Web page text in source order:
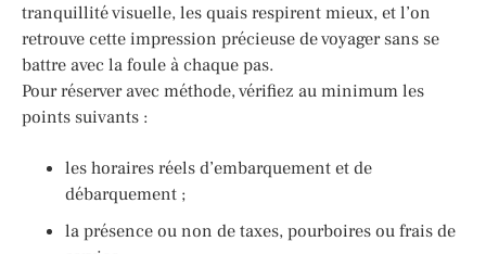
tranquillité visuelle, les quais respirent mieux, et l’on
retrouve cette impression précieuse de voyager sans se
battre avec la foule à chaque pas.
Pour réserver avec méthode, vérifiez au minimum les
points suivants :
les horaires réels d’embarquement et de
débarquement ;
la présence ou non de taxes, pourboires ou frais de